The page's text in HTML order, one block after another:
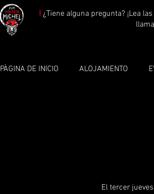
!¿Tiene alguna pregunta? ¡Lea las
PÀGINA DE INICIO ALOJAMIENTO
El tercer